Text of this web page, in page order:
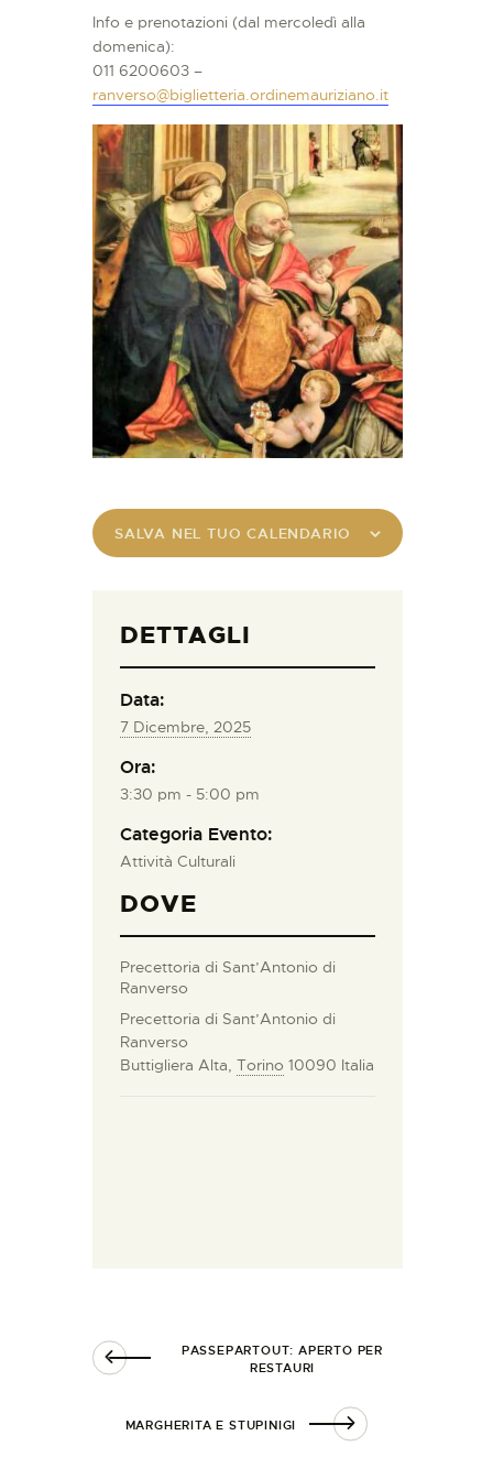
Info e prenotazioni (dal mercoledì alla
domenica):
011 6200603 –
ranverso@biglietteria.ordinemauriziano.it
SALVA NEL TUO CALENDARIO
DETTAGLI
Data:
7 Dicembre, 2025
Ora:
3:30 pm - 5:00 pm
Categoria Evento:
Attività Culturali
DOVE
Precettoria di Sant’Antonio di
Ranverso
Precettoria di Sant’Antonio di
Ranverso
Buttigliera Alta, Torino 10090 Italia
PASSEPARTOUT: APERTO PER
RESTAURI
MARGHERITA E STUPINIGI